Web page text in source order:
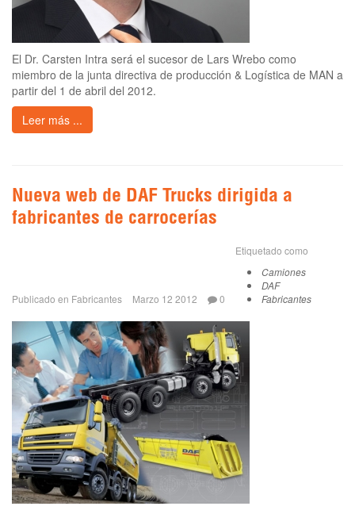
El Dr. Carsten Intra será el sucesor de Lars Wrebo como
miembro de la junta directiva de producción & Logística de MAN a
partir del 1 de abril del 2012.
Leer más ...
Nueva web de DAF Trucks dirigida a
fabricantes de carrocerías
Publicado en Fabricantes Marzo 12 2012 0
Etiquetado como
Camiones
DAF
Fabricantes